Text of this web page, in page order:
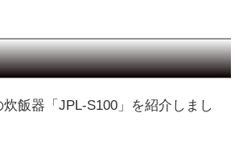
飯器「JPL-S100」を紹介しまし